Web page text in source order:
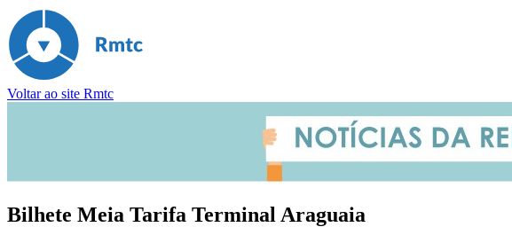
Voltar ao site Rmtc
Bilhete Meia Tarifa Terminal Araguaia